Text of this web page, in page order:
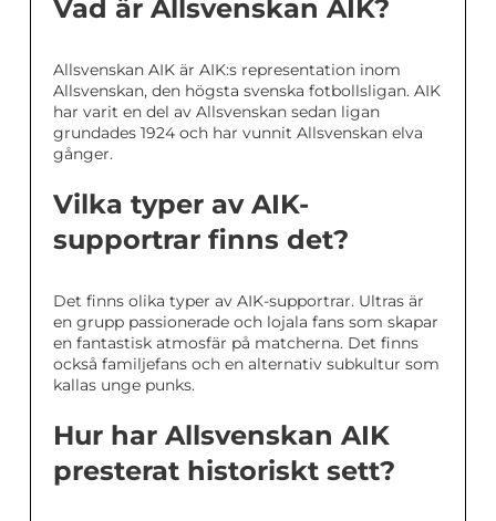
Vad är Allsvenskan AIK?
Allsvenskan AIK är AIK:s representation inom
Allsvenskan, den högsta svenska fotbollsligan. AIK
har varit en del av Allsvenskan sedan ligan
grundades 1924 och har vunnit Allsvenskan elva
gånger.
Vilka typer av AIK-
supportrar finns det?
Det finns olika typer av AIK-supportrar. Ultras är
en grupp passionerade och lojala fans som skapar
en fantastisk atmosfär på matcherna. Det finns
också familjefans och en alternativ subkultur som
kallas unge punks.
Hur har Allsvenskan AIK
presterat historiskt sett?